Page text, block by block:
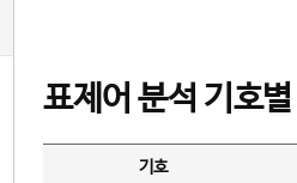
표제어 분석 기호
기호